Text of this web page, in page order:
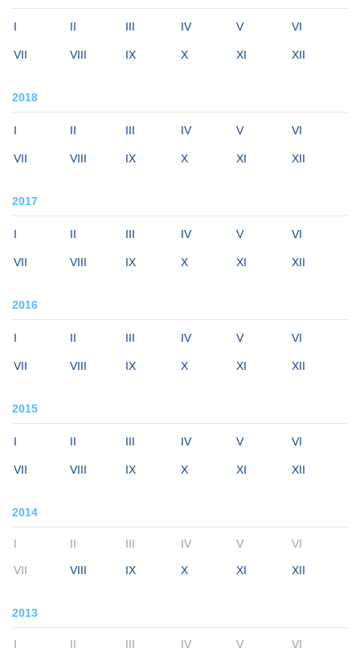
I II III IV V VI
VII VIII IX X XI XII
2018
I II III IV V VI
VII VIII IX X XI XII
2017
I II III IV V VI
VII VIII IX X XI XII
2016
I II III IV V VI
VII VIII IX X XI XII
2015
I II III IV V VI
VII VIII IX X XI XII
2014
I II III IV V VI
VII VIII IX X XI XII
2013
I II III IV V
VI